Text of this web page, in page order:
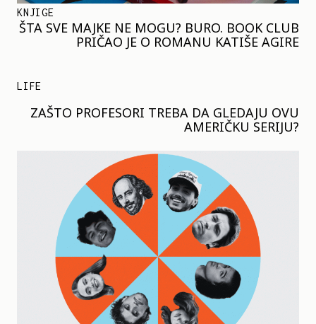
KNJIGE
ŠTA SVE MAJKE NE MOGU? BURO. BOOK CLUB
PRIČAO JE O ROMANU KATIŠE AGIRE
LIFE
ZAŠTO PROFESORI TREBA DA GLEDAJU OVU
AMERIČKU SERIJU?